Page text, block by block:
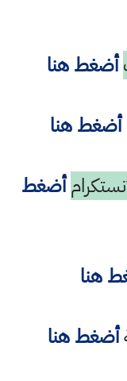
أضغط هنا
أضغط هنا
أضغط
هنا
أضغط هنا